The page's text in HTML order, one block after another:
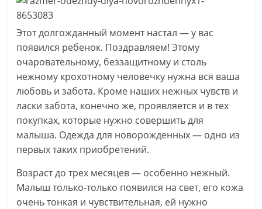
Этот долгожданный момент настал — у вас
появился ребенок. Поздравляем! Этому
очаровательному, беззащитному и столь
нежному крохотному человечку нужна вся ваша
любовь и забота. Кроме наших нежных чувств и
ласки забота, конечно же, проявляется и в тех
покупках, которые нужно совершить для
малыша. Одежда для новорожденных — одно из
первых таких приобретений.
Возраст до трех месяцев — особенно нежный.
Малыш только-только появился на свет, его кожа
очень тонкая и чувствительная, ей нужно